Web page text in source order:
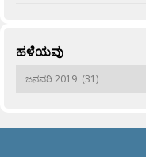
ಹಳೆಯವು
ಹಳೆಯವು